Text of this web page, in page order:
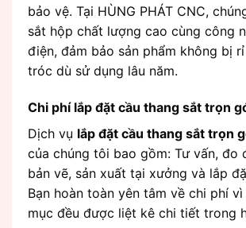
bảo vệ. Tại HÙNG PHÁT CNC,
sắt hộp chất lượng cao cùng công
điện, đảm bảo sản phẩm không bị
tróc dù sử dụng lâu năm.
Chi phí lắp đặt cầu thang sắt trọn
Dịch vụ lắp đặt cầu thang sắt trọn
của chúng tôi bao gồm: Tư vấn, đo
bản vẽ, sản xuất tại xưởng và lắp
Bạn hoàn toàn yên tâm về chi phí
mục đều được liệt kê chi tiết trong